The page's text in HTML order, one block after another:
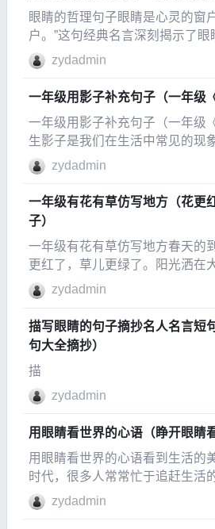
眼睛的哲理句子眼睛是心灵的窗
户。”这句经典名言深刻揭示了
联系。通过眼睛，我们不仅能观
化，更能
zydadmin
一年级用影子补充句子（一年级
一年级用影子补充句子（一年级
生影子是我们在生活中常见的现
体上时，物体会挡住光线，从而
一个黑暗的轮廓，这就是影子。
随着光源的不同而变化。影子的
的轮廓，但
zydadmin
一年级有花有草仿写地方（花更
子）
一年级有花有草仿写地方春天的
更红了，草儿更绿了。阳光洒在
整个世界都显得生机勃勃。我们
感受到春风轻轻拂面，仿佛在和
们在草地上追逐玩耍，笑声回荡
校园里的花
zydadmin
描写眼睛的句子摘抄名人名言短
句大全摘抄）
描
zydadmin
用眼睛看世界的心语（睁开眼睛
用眼睛看世界的心语看到生活的
时代，很多人常常忙于追赶生活
的美好。当我们用心去看，生活
味。从晨曦初露的阳光，到夜空
zydadmin